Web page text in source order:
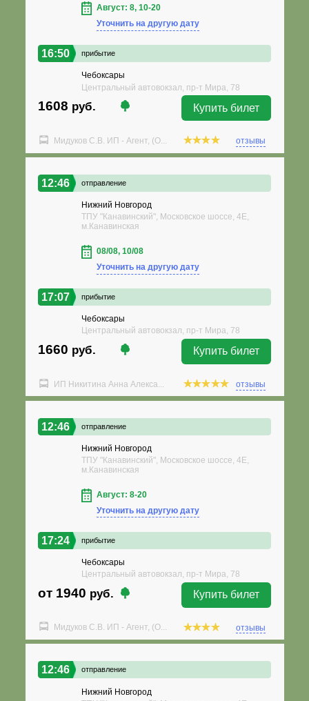
Август: 8, 10-20
Уточнить на другую дату
16:50 прибытие
Чебоксары
Центральный автовокзал, пр-т Мира, 78
1608 руб. Купить билет
Мидуков С.В. ИП - Агент, (О... отзывы
12:46 отправление
Нижний Новгород
ТПУ "Канавинский", Московское шоссе, 4Е,
м.Канавинская
08/08, 10/08
Уточнить на другую дату
17:07 прибытие
Чебоксары
Центральный автовокзал, пр-т Мира, 78
1660 руб. Купить билет
ИП Никитина Анна Алекса... отзывы
12:46 отправление
Нижний Новгород
ТПУ "Канавинский", Московское шоссе, 4Е,
м.Канавинская
Август: 8-20
Уточнить на другую дату
17:24 прибытие
Чебоксары
Центральный автовокзал, пр-т Мира, 78
от 1940 руб. Купить билет
Мидуков С.В. ИП - Агент, (О... отзывы
12:46 отправление
Нижний Новгород